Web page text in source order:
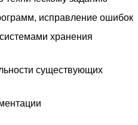
исправление ошибок
хранения
существующих